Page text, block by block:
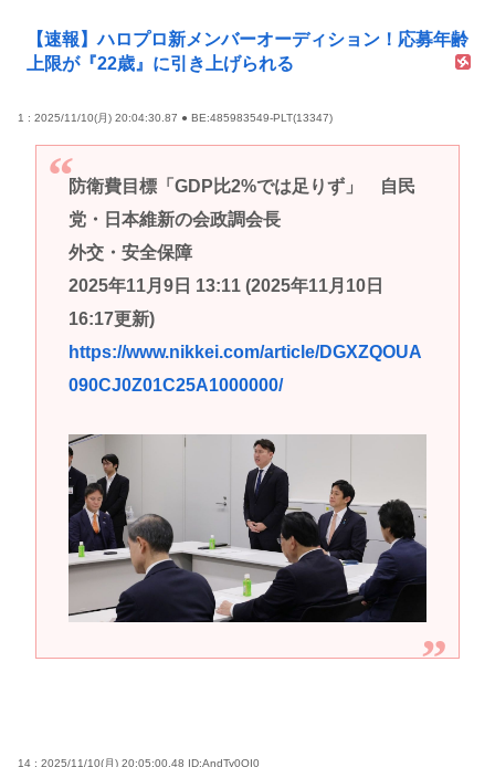
【速報】ハロプロ新メンバーオーディション！応募年齢
上限が『22歳』に引き上げられる
1 : 2025/11/10(月) 20:04:30.87 ● BE:485983549-PLT(13347)
防衛費目標「GDP比2%では足りず」 自民
党・日本維新の会政調会長
外交・安全保障
2025年11月9日 13:11 (2025年11月10日
16:17更新)
https://www.nikkei.com/article/DGXZQOUA
090CJ0Z01C25A1000000/
14 : 2025/11/10(月) 20:05:00.48 ID:AndTy0QI0